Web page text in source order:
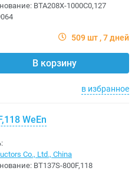
BTA208X-1000C0,127
509 шт 7 дней
В корзину
в избранное
WeEn
Co., Ltd., China
BT137S-800F,118